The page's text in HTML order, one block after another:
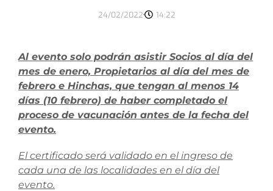
24/02/2022 14:22
Al evento solo podrán asistir Socios al día del
mes de enero, Propietarios al día del mes de
febrero e Hinchas, que tengan al menos 14
días (10 febrero) de haber completado el
proceso de vacunación antes de la fecha del
evento.
El certificado será validado en el ingreso de
cada una de las localidades en el día del
evento.